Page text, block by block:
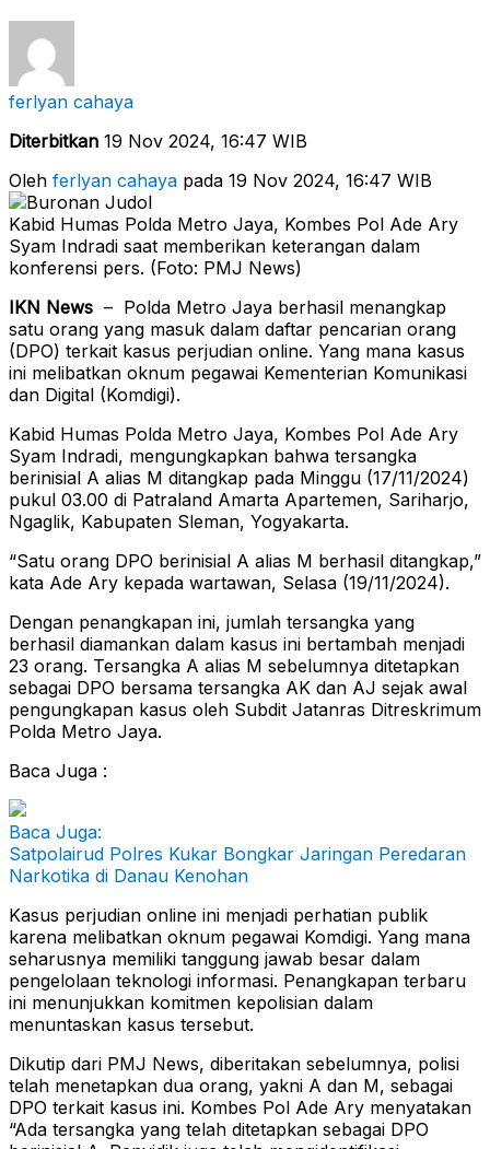
ferlyan cahaya
Diterbitkan 19 Nov 2024, 16:47 WIB
Oleh ferlyan cahaya pada 19 Nov 2024, 16:47 WIB
Kabid Humas Polda Metro Jaya, Kombes Pol Ade Ary
Syam Indradi saat memberikan keterangan dalam
konferensi pers. (Foto: PMJ News)
IKN News – Polda Metro Jaya berhasil menangkap
satu orang yang masuk dalam daftar pencarian orang
(DPO) terkait kasus perjudian online. Yang mana kasus
ini melibatkan oknum pegawai Kementerian Komunikasi
dan Digital (Komdigi).
Kabid Humas Polda Metro Jaya, Kombes Pol Ade Ary
Syam Indradi, mengungkapkan bahwa tersangka
berinisial A alias M ditangkap pada Minggu (17/11/2024)
pukul 03.00 di Patraland Amarta Apartemen, Sariharjo,
Ngaglik, Kabupaten Sleman, Yogyakarta.
“Satu orang DPO berinisial A alias M berhasil ditangkap,”
kata Ade Ary kepada wartawan, Selasa (19/11/2024).
Dengan penangkapan ini, jumlah tersangka yang
berhasil diamankan dalam kasus ini bertambah menjadi
23 orang. Tersangka A alias M sebelumnya ditetapkan
sebagai DPO bersama tersangka AK dan AJ sejak awal
pengungkapan kasus oleh Subdit Jatanras Ditreskrimum
Polda Metro Jaya.
Baca Juga :
Baca Juga:
Satpolairud Polres Kukar Bongkar Jaringan Peredaran
Narkotika di Danau Kenohan
Kasus perjudian online ini menjadi perhatian publik
karena melibatkan oknum pegawai Komdigi. Yang mana
seharusnya memiliki tanggung jawab besar dalam
pengelolaan teknologi informasi. Penangkapan terbaru
ini menunjukkan komitmen kepolisian dalam
menuntaskan kasus tersebut.
Dikutip dari PMJ News, diberitakan sebelumnya, polisi
telah menetapkan dua orang, yakni A dan M, sebagai
DPO terkait kasus ini. Kombes Pol Ade Ary menyatakan
“Ada tersangka yang telah ditetapkan sebagai DPO